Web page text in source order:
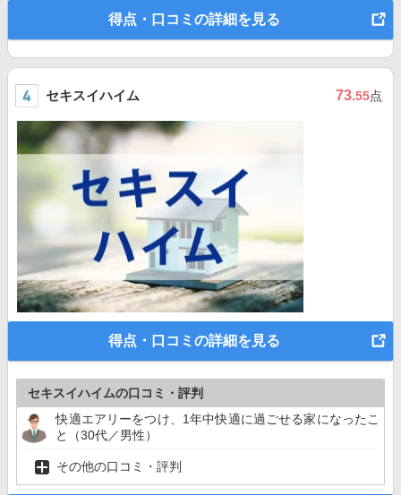
得点・口コミの詳細を見る
セキスイハイム 73.55点
得点・口コミの詳細を見る
セキスイハイムの口コミ・評判
快適エアリーをつけ、1年中快適に過ごせる家になったこ
と（30代／男性）
その他の口コミ・評判